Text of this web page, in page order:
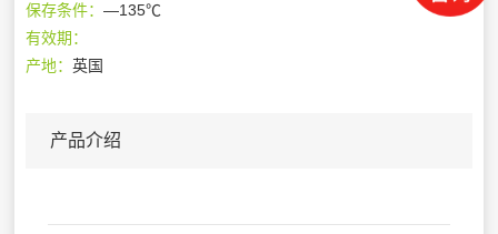
保存条件：—135℃
有效期：
产地：英国
产品介绍